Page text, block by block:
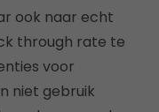
ook naar echt
through rate te
voor
niet gebruik